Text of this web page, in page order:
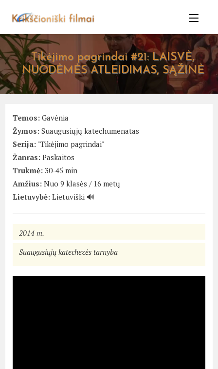
Tikėjimo pagrindai #21: LAISVĖ,
NUODĖMĖS ATLEIDIMAS, SĄŽINĖ
Temos: Gavėnia
Žymos: Suaugusiųjų katechumenatas
Serija: "Tikėjimo pagrindai"
Žanras: Paskaitos
Trukmė: 30-45 min
Amžius: Nuo 9 klasės / 16 metų
Lietuvybė: Lietuviški 🔊
2014 m.
Suaugusiųjų katechezės tarnyba